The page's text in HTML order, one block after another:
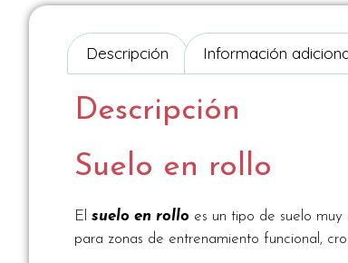
Descripción Información
Descripción
Suelo en rollo
El suelo en rollo es un tipo de suelo
para zonas de entrenamiento funcional,